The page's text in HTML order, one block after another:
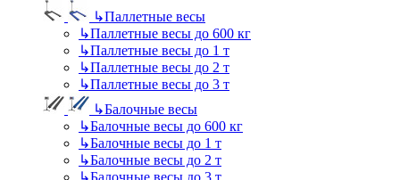
↳Паллетные весы
↳Паллетные весы до 600 кг
↳Паллетные весы до 1 т
↳Паллетные весы до 2 т
↳Паллетные весы до 3 т
↳Балочные весы
↳Балочные весы до 600 кг
↳Балочные весы до 1 т
↳Балочные весы до 2 т
↳Балочные весы до 3 т